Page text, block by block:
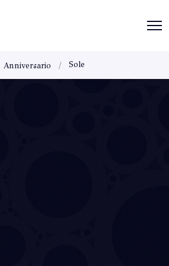
Anniversario Sole